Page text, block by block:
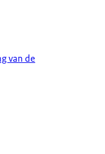
van de